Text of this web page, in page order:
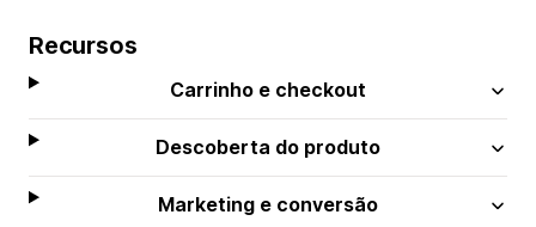
Recursos
Carrinho e checkout
Descoberta do produto
Marketing e conversão